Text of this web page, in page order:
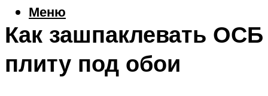
Меню
Как зашпаклевать ОСБ
плиту под обои